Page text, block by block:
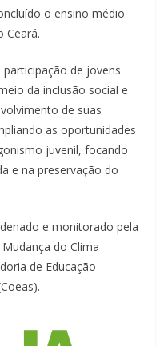
o ensino médio
Ceará.
de jovens
da inclusão social e
de suas
as oportunidades
juvenil, focando
e na preservação do
e monitorado pela
do Clima
de Educação